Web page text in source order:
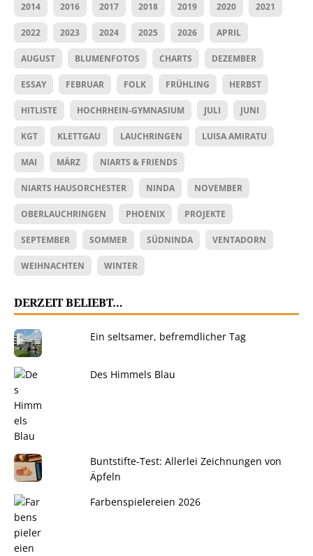
2014 2016 2017 2018 2019 2020 2021
2022 2023 2024 2025 2026 APRIL
AUGUST BLUMENFOTOS CHARTS DEZEMBER
ESSAY FEBRUAR FOLK FRÜHLING HERBST
HITLISTE HOCHRHEIN-GYMNASIUM JULI JUNI
KGT KLETTGAU LAUCHRINGEN LUISA AMIRATU
MAI MÄRZ NIARTS & FRIENDS
NIARTS HAUSORCHESTER NINDA NOVEMBER
OBERLAUCHRINGEN PHOENIX PROJEKTE
SEPTEMBER SOMMER SÜDNINDA VENTADORN
WEIHNACHTEN WINTER
DERZEIT BELIEBT…
Ein seltsamer, befremdlicher Tag
Des Himmels Blau
Buntstifte-Test: Allerlei Zeichnungen von
Äpfeln
Farbenspielereien 2026